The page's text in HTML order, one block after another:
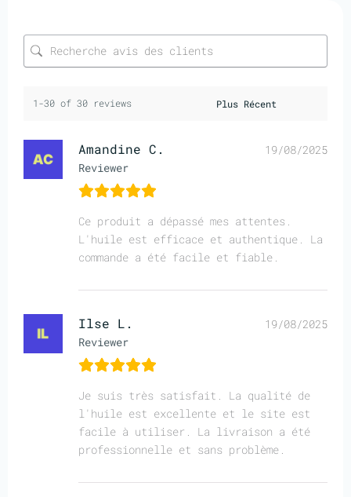
1-30 of 30 reviews
Amandine C.
Reviewer
19/08/2025
Ce produit a dépassé mes attentes.
L'huile est efficace et authentique. La
commande a été facile et fiable.
Ilse L.
Reviewer
19/08/2025
Je suis très satisfait. La qualité de
l'huile est excellente et le site est
facile à utiliser. La livraison a été
professionnelle et sans problème.